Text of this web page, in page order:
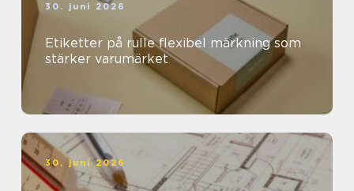
30. juni 2026
Etiketter på rulle flexibel märkning som
stärker varumärket
30. juni 2026